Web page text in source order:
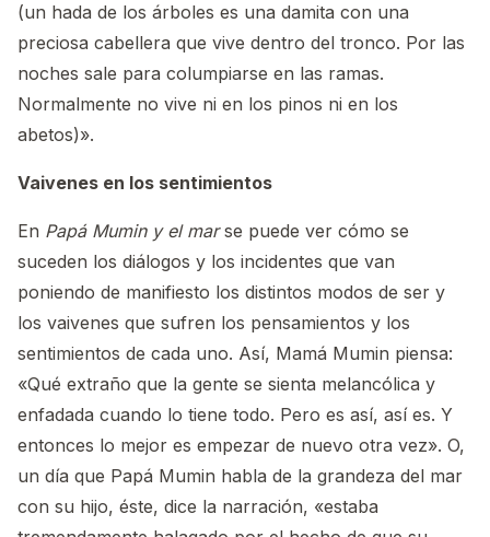
(un hada de los árboles es una damita con una
preciosa cabellera que vive dentro del tronco. Por las
noches sale para columpiarse en las ramas.
Normalmente no vive ni en los pinos ni en los
abetos)».
Vaivenes en los sentimientos
En Papá Mumin y el marse puede ver cómo se
suceden los diálogos y los incidentes que van
poniendo de manifiesto los distintos modos de ser y
los vaivenes que sufren los pensamientos y los
sentimientos de cada uno. Así, Mamá Mumin piensa:
«Qué extraño que la gente se sienta melancólica y
enfadada cuando lo tiene todo. Pero es así, así es. Y
entonces lo mejor es empezar de nuevo otra vez». O,
un día que Papá Mumin habla de la grandeza del mar
con su hijo, éste, dice la narración, «estaba